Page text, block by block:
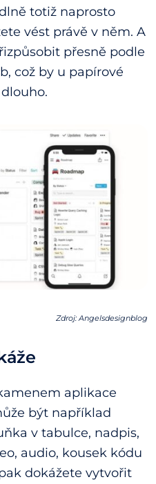
totiž naprosto
vést právě v něm. A
přesně podle
což by u papírové
Zdroj: Angelsdesignblog
aplikace
být například
v tabulce, nadpis,
audio, kousek kódu
dokážete vytvořit